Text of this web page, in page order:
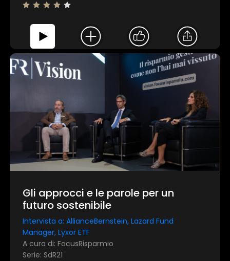
Gli approcci e le parole per un
futuro sostenibile
Intervista a: AllianceBernstein, Lazard Fund
Manager, Lyxor ETF
A cura di: FocusRisparmio
Serie: SdR21